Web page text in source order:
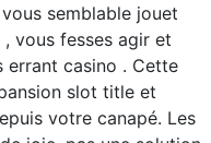
semblable jouet
vous fesses agir et
errant casino . Cette
slot title et
votre canapé. Les